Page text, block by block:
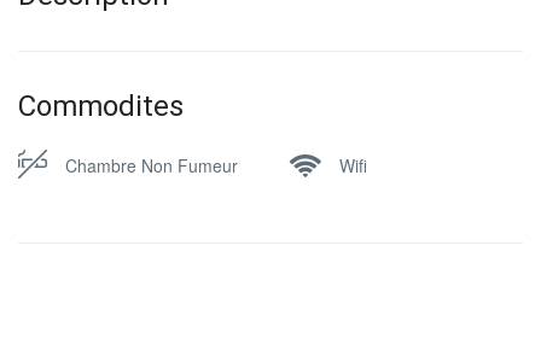
Commodites
Chambre Non Fumeur Wifi